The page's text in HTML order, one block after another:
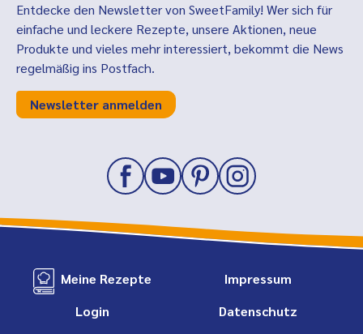
Entdecke den Newsletter von SweetFamily! Wer sich für
einfache und leckere Rezepte, unsere Aktionen, neue
Produkte und vieles mehr interessiert, bekommt die News
regelmäßig ins Postfach.
Newsletter anmelden
Meine Rezepte
Login
Impressum
Datenschutz